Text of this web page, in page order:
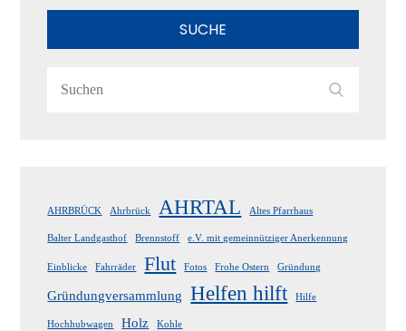
SUCHE
AHRBRÜCK Ahrbrück AHRTAL Altes Pfarrhaus
Balter Landgasthof Brennstoff e.V. mit gemeinnütziger Anerkennung
Einblicke Fahrräder Flut Fotos Frohe Ostern Gründung
Gründungversammlung Helfen hilft Hilfe
Hochhubwagen Holz Kohle